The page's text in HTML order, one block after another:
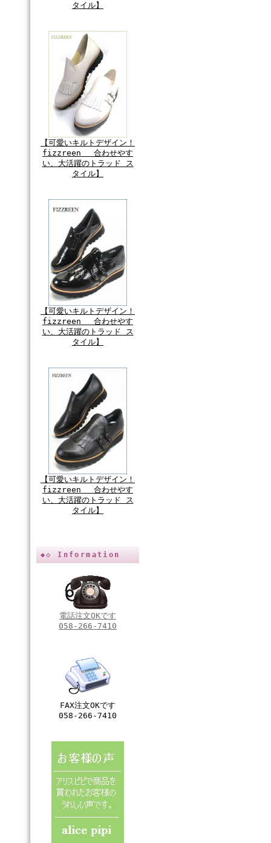
タイル】
【可愛いキルトデザイン！
fizzreen 合わせやす
い、大活躍のトラッド ス
タイル】
【可愛いキルトデザイン！
fizzreen 合わせやす
い、大活躍のトラッド ス
タイル】
【可愛いキルトデザイン！
fizzreen 合わせやす
い、大活躍のトラッド ス
タイル】
◆◇ Information
電話注文OKです
058-266-7410
FAX注文OKです
058-266-7410